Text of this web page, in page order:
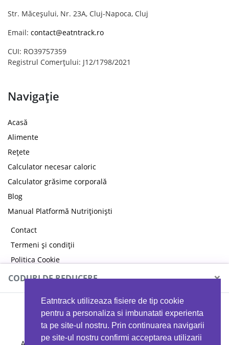
Eatntrack utilizeaza fisiere de tip cookie
pentru a personaliza si imbunatati experienta
ta pe site-ul nostru. Prin continuarea navigarii
pe site-ul nostru confirmi acceptarea utilizarii
Str. Măceșului, Nr. 23A, Cluj-Napoca, Cluj
Email: contact@eatntrack.ro
CUI: RO39757359
Registrul Comerțului: J12/1798/2021
Navigație
Acasă
Alimente
Rețete
Calculator necesar caloric
Calculator grăsime corporală
Blog
Manual Platformă Nutriționiști
Contact
Termeni și condiții
Politica Cookie
Politica de confidențialitate
CODURI DE REDUCERE ×
MYPROTEIN